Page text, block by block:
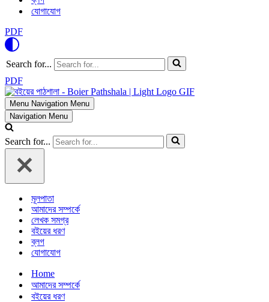
যোগাযোগ
PDF
Search for...
PDF
Menu Navigation Menu
Navigation Menu
Search for...
মূলপাতা
আমাদের সম্পর্কে
লেখক সমগ্র
বইয়ের ধরণ
ব্লগ
যোগাযোগ
Home
আমাদের সম্পর্কে
বইয়ের ধরণ